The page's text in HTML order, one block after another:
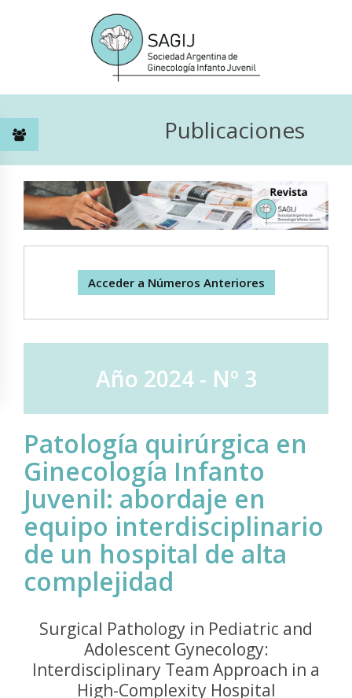
Publicaciones
Acceder a Números Anteriores
Año 2024 - Nº 3
Patología quirúrgica en
Ginecología Infanto
Juvenil: abordaje en
equipo interdisciplinario
de un hospital de alta
complejidad
Surgical Pathology in Pediatric and
Adolescent Gynecology:
Interdisciplinary Team Approach in a
High-Complexity Hospital